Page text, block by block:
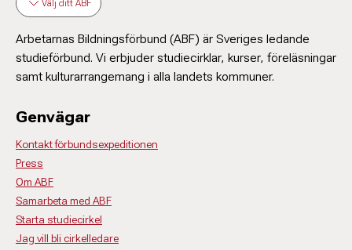
Välj ditt ABF
Arbetarnas Bildningsförbund (ABF) är Sveriges ledande
studieförbund. Vi erbjuder studiecirklar, kurser, föreläsningar
samt kulturarrangemang i alla landets kommuner.
Genvägar
Kontakt förbundsexpeditionen
Press
Om ABF
Samarbeta med ABF
Starta studiecirkel
Jag vill bli cirkelledare